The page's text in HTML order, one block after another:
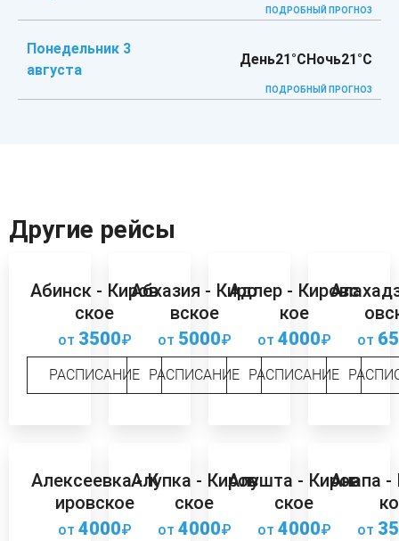
ПОДРОБНЫЙ ПРОГНОЗ
Понедельник 3
августа
День21°CНочь21°C
ПОДРОБНЫЙ ПРОГНОЗ
Другие рейсы
Абинск - Киров
ское
от 3500₽
РАСПИСАНИЕ
Абхазия - Киро
вское
от 5000₽
РАСПИСАНИЕ
Адлер - Кировс
кое
от 4000₽
РАСПИСАНИЕ
от
Алексеевка - К
ировское
от 4000₽
Алупка - Киров
ское
от 4000₽
Алушта - Киров
ское
от 4000₽
Анапа -
от